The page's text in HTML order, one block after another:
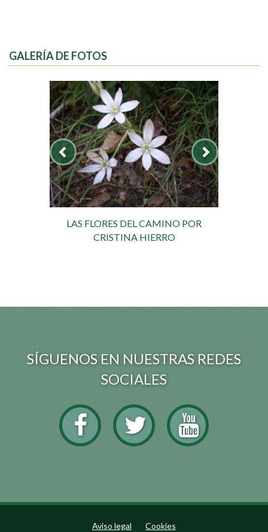
GALERÍA DE FOTOS
LAS FLORES DEL CAMINO POR
CRISTINA HIERRO
SÍGUENOS EN NUESTRAS REDES
SOCIALES
Aviso legal Cookies